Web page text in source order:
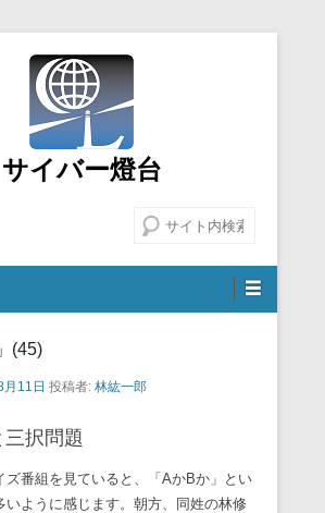
サイバー燈台
(45)
11日 投稿者: 林紘一郎
択問題
番組を見ていると、「AかBか」とい
いように感じます。朝方、同姓の林修